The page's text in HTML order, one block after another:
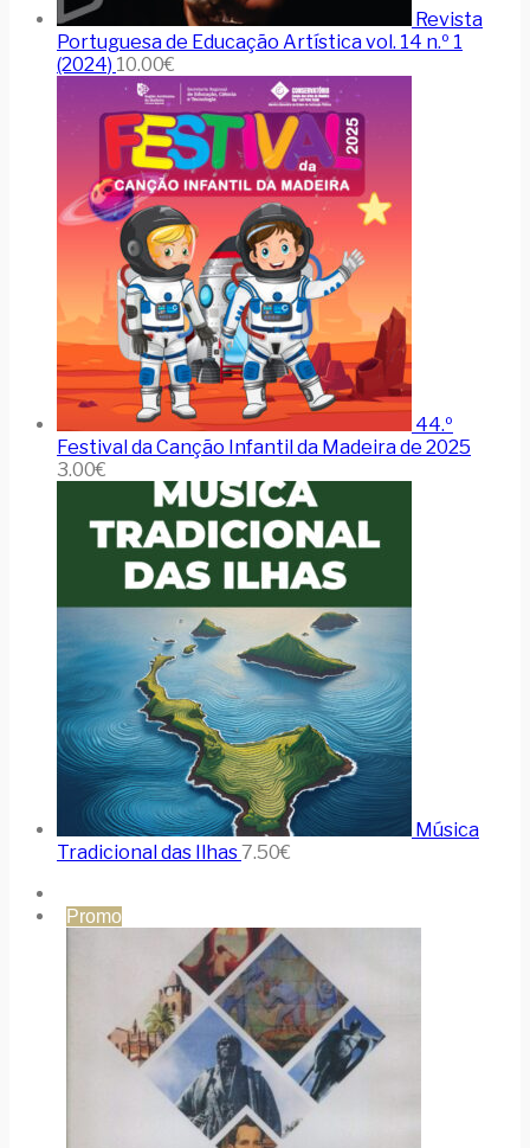
Revista
Portuguesa de Educação Artística vol. 14 n.º 1
(2024) 10.00€
44.º
Festival da Canção Infantil da Madeira de 2025
3.00€
Música
Tradicional das Ilhas7.50€
Promo